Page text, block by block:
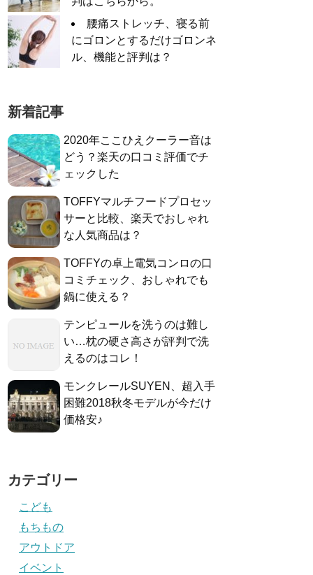
腰痛ストレッチ、寝る前
にゴロンとするだけゴロンネ
ル、機能と評判は？
新着記事
2020年ここひえクーラー音は
どう？楽天の口コミ評価でチ
ェックした
TOFFYマルチフードプロセッ
サーと比較、楽天でおしゃれ
な人気商品は？
TOFFYの卓上電気コンロの口
コミチェック、おしゃれでも
鍋に使える？
テンピュールを洗うのは難し
い…枕の硬さ高さが評判で洗
えるのはコレ！
モンクレールSUYEN、超入手
困難2018秋冬モデルが今だけ
価格安♪
カテゴリー
こども
もちもの
アウトドア
イベント